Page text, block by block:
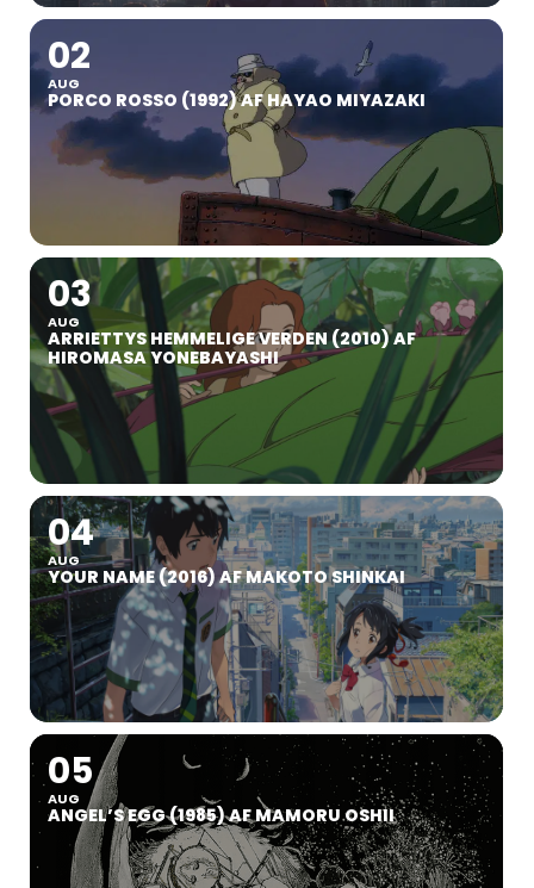
02
AUG
PORCO ROSSO (1992) AF HAYAO MIYAZAKI
03
AUG
ARRIETTYS HEMMELIGE VERDEN (2010) AF
HIROMASA YONEBAYASHI
04
AUG
YOUR NAME (2016) AF MAKOTO SHINKAI
05
AUG
ANGEL’S EGG (1985) AF MAMORU OSHII